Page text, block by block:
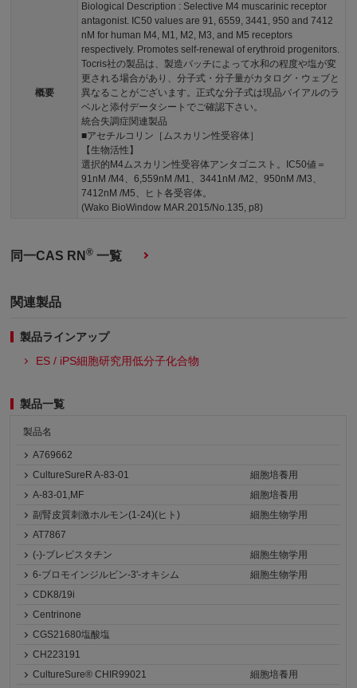
概要
Biological Description : Selective M4 muscarinic receptor
antagonist. IC50 values are 91, 6559, 3441, 950 and 7412
nM for human M4, M1, M2, M3, and M5 receptors
respectively. Promotes self-renewal of erythroid progenitors.
Tocris社の製品は、製造バッチによって水和の程度や塩が変
更される場合があり、分子式・分子量がカタログ・ウェブと
異なることがございます。正式な分子式は現品バイアルのラ
ベルと添付データシートでご確認下さい。
統合失調症関連製品
■アセチルコリン［ムスカリン性受容体］
【生物活性】
選択的M4ムスカリン性受容体アンタゴニスト。IC50値＝
91nM /M4、6,559nM /M1、3441nM /M2、950nM /M3、
7412nM /M5、ヒト各受容体。
(Wako BioWindow MAR.2015/No.135, p8)
同一CAS RN® 一覧
関連製品
製品ラインアップ
ES / iPS細胞研究用低分子化合物
製品一覧
製品名
A769662
CultureSureR A-83-01
細胞培養用
A-83-01,MF
細胞培養用
副腎皮質刺激ホルモン(1-24)(ヒト)
細胞生物学用
AT7867
(-)-ブレビスタチン
細胞生物学用
6-ブロモインジルビン-3'-オキシム
細胞生物学用
CDK8/19i
Centrinone
CGS21680塩酸塩
CH223191
CultureSure® CHIR99021
細胞培養用